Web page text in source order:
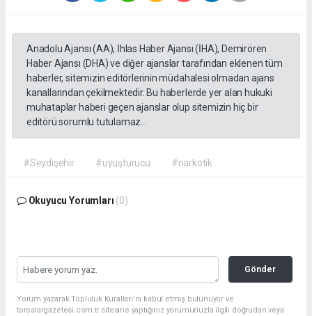
Anadolu Ajansı (AA), İhlas Haber Ajansı (İHA), Demirören
Haber Ajansı (DHA) ve diğer ajanslar tarafından eklenen tüm
haberler, sitemizin editörlerinin müdahalesi olmadan ajans
kanallarından çekilmektedir. Bu haberlerde yer alan hukuki
muhataplar haberi geçen ajanslar olup sitemizin hiç bir
editörü sorumlu tutulamaz...
#Seydişehir #uyuşturucu #narkotik
Okuyucu Yorumları (0)
Gönder
Yorum yazarak Topluluk Kuralları’nı kabul etmiş bulunuyor ve
toroslargazetesi.com.tr sitesine yaptığınız yorumunuzla ilgili doğrudan veya